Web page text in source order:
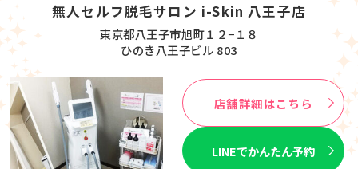
無人セルフ脱毛サロン i-Skin 八王子店
東京都八王子市旭町１２−１８
ひのき八王子ビル 803
店舗詳細はこちら
LINEでかんたん予約